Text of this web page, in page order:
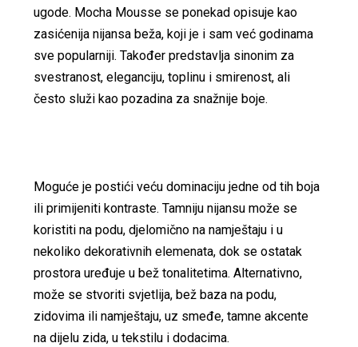
ugode. Mocha Mousse se ponekad opisuje kao
zasićenija nijansa beža, koji je i sam već godinama
sve popularniji. Također predstavlja sinonim za
svestranost, eleganciju, toplinu i smirenost, ali
često služi kao pozadina za snažnije boje.
Moguće je postići veću dominaciju jedne od tih boja
ili primijeniti kontraste. Tamniju nijansu može se
koristiti na podu, djelomično na namještaju i u
nekoliko dekorativnih elemenata, dok se ostatak
prostora uređuje u bež tonalitetima. Alternativno,
može se stvoriti svjetlija, bež baza na podu,
zidovima ili namještaju, uz smeđe, tamne akcente
na dijelu zida, u tekstilu i dodacima.